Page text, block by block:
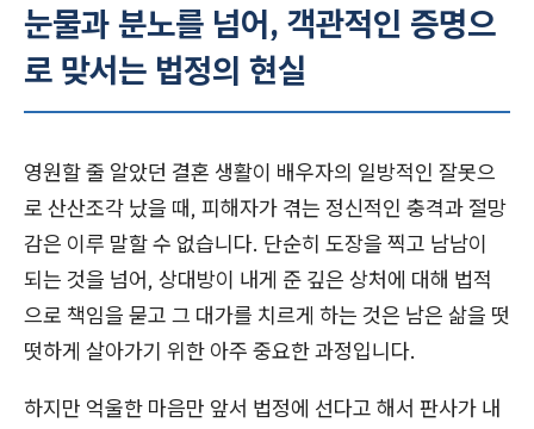
눈물과 분노를 넘어, 객관적인 증명으
로 맞서는 법정의 현실
영원할 줄 알았던 결혼 생활이 배우자의 일방적인 잘못으
로 산산조각 났을 때, 피해자가 겪는 정신적인 충격과 절망
감은 이루 말할 수 없습니다. 단순히 도장을 찍고 남남이
되는 것을 넘어, 상대방이 내게 준 깊은 상처에 대해 법적
으로 책임을 묻고 그 대가를 치르게 하는 것은 남은 삶을 떳
떳하게 살아가기 위한 아주 중요한 과정입니다.
하지만 억울한 마음만 앞서 법정에 선다고 해서 판사가 내